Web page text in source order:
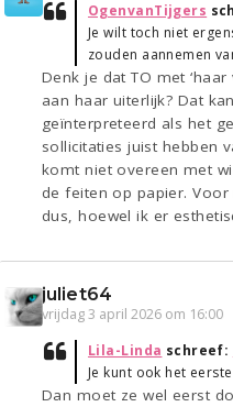
OgenvanTijgers
Je wilt toch niet
zouden aannemen
Denk je dat TO met
aan haar uiterlijk? Dat
geïnterpreteerd als het
sollicitaties juist hebben
komt niet overeen met
de feiten op papier.
dus, hoewel ik er
juliet64
vrijdag 3 april 2026 om 16:00
Lila-Linda schreef:
Je kunt ook het
Dan moet ze wel eerst